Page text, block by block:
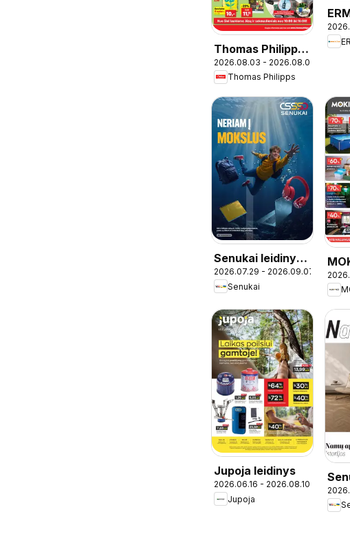
Thomas Philipps
leidinys
2026.08.03 - 2026.08.09
Thomas Philipps
Senukai leidinys -
Leidinys Nr. 25
2026.07.29 - 2026.09.07
Senukai
Jupoja leidinys
2026.06.16 - 2026.08.10
Jupoja